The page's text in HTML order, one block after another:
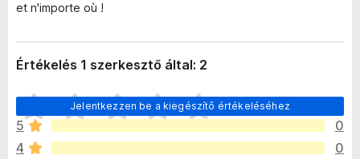
et n'importe où !
Értékelés 1 szerkesztő által: 2
Jelentkezzen be a kiegészítő értékeléséhez
M
é
g
n
5
0
4
0